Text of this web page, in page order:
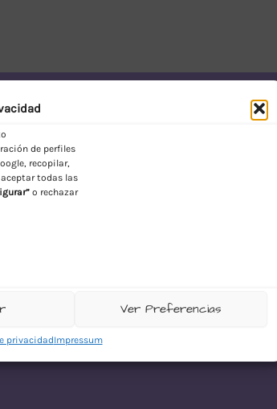
de perfiles
recopilar,
todas las
o rechazar
Ver Preferencias
privacidadImpressum